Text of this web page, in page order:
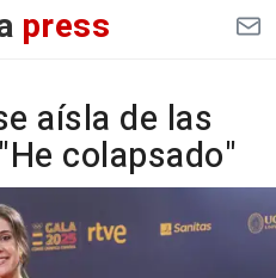
press
aísla de las
colapsado"